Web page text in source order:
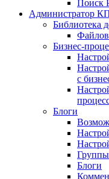
Поиск
Администратор
Библиотека
Бизнес-
с
Блоги
Блоги